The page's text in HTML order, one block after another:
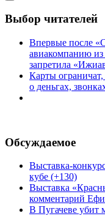
Выбор читателей
Впервые после
авиакомпанию из
запретила
Карты
о деньгах,
Обсуждаемое
Выставка-
кубе (+130)
Выставка
комментарий
В Пугачеве убит